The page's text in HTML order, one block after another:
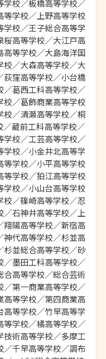
学校／板橋高等学校／
学校／上野高等学校
学校／王子総合高等学
高等学校／大江戸高
等学校／大島海洋国
校／大森高等学校／大
荻窪高等学校／小台橋
／葛西工科高等学校／
／葛飾商業高等学校
校／清瀬高等学校／桐
／蔵前工科高等学校／
学校／工芸高等学校／
学校／小金井北高等学
学校／小平高等学校
等学校／狛江高等学校
学校／小山台高等学校
校／篠崎高等学校／忍
／石神井高等学校／上
陽高等学校／新宿高
代高等学校／杉並高
杉並総合高等学校／砂
／墨田工科高等学校／
合高等学校／総合芸術
／第一商業高等学校／
等学校／第四商業高
等学校／竹早高等学
等学校／橘高等学校／
技術高等学校／多摩工
千早高等学校／調布